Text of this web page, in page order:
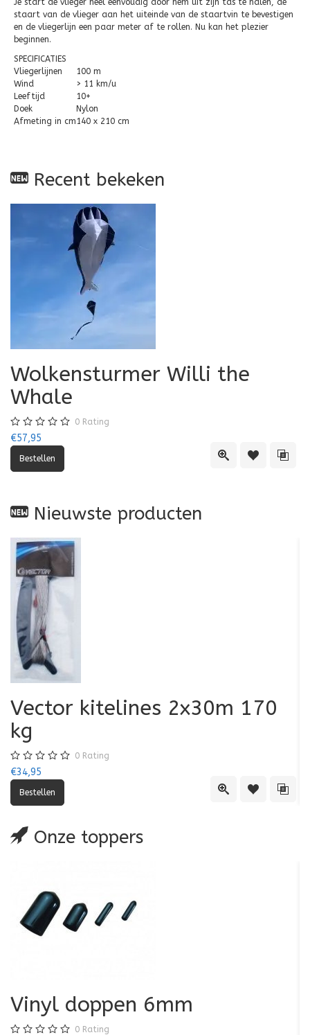
Je start de vlieger heel eenvoudig door hem uit zijn tas te halen, de
staart van de vlieger aan het uiteinde van de staartvin te bevestigen
en de vliegerlijn een paar meter af te rollen. Nu kan het plezier
beginnen.
SPECIFICATIES
Vliegerlijnen
100 m
Wind
> 11 km/u
Leeftijd
10+
Doek
Nylon
Afmeting in cm140 x 210 cm
Recent bekeken
Quick ViewToevoegen
Wolkensturmer Willi the
Whale
0 Rating
€57,95
Nieuwste producten
Quick ViewToevoegen
Vector kitelines 2x30m 170
kg
0 Rating
€34,95
Onze toppers
Vinyl doppen 6mm
0 Rating